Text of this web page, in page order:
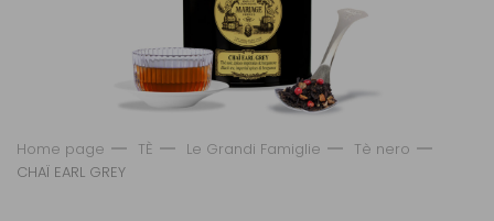
Home page TÈ Le Grandi Famiglie
Tè nero
CHAÏ EARL GREY